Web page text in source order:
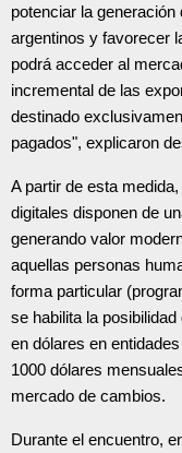
potenciar la
argentinos y favorecer
podrá acceder al
incremental de las
destinado
pagados", explicaron
A partir de esta
digitales disponen de
generando valor
aquellas personas
forma particular
se habilita la
en dólares en
1000 dólares
mercado de cambios.
Durante el encuentro,